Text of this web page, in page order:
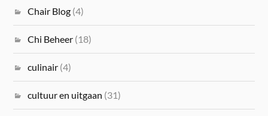
Chair Blog (4)
Chi Beheer (18)
culinair (4)
cultuur en uitgaan (31)